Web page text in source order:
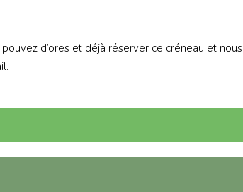
d’ores et déjà réserver ce créneau et nous